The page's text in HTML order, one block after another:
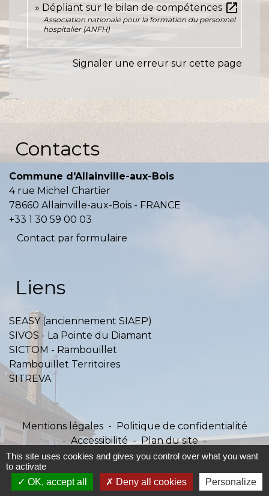
Dépliant sur le bilan de compétences open_in_new
Association nationale pour la formation du personnel
hospitalier (ANFH)
Signaler une erreur sur cette page
Contacts
Commune d'Allainville-aux-Bois
4 rue Michel Chartier
78660 Allainville-aux-Bois - FRANCE
+33 1 30 59 00 03
Contact par formulaire
Liens
SEASY (anciennement SIAEP)
SIVOS - La Pointe du Diamant
SICTOM - Rambouillet
Rambouillet Territoires
SITREVA
Mentions légales -
Politique de confidentialité
- Accessibilité - Plan du site -
Gestion des cookies
Site créé en partenariat avec Réseau des Communes
This site uses cookies and gives you control over what you want
to activate
OK, accept all
Deny all cookies Personalize